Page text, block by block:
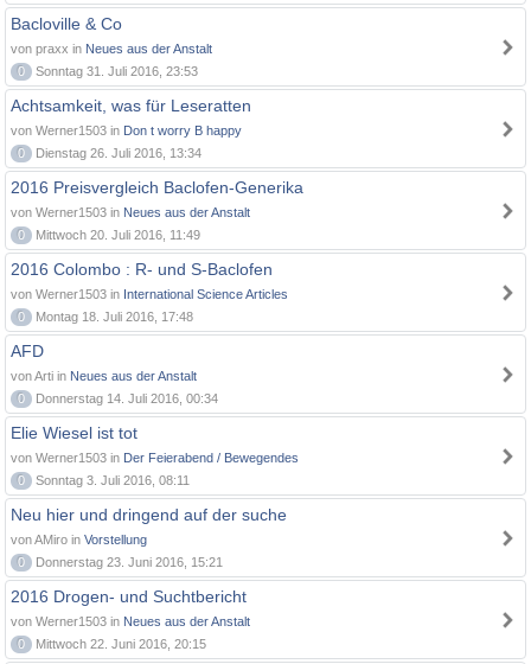
Bacloville & Co
von praxx in Neues aus der Anstalt
0
Sonntag 31. Juli 2016, 23:53
Achtsamkeit, was für Leseratten
von Werner1503 in Don t worry B happy
0
Dienstag 26. Juli 2016, 13:34
2016 Preisvergleich Baclofen-Generika
von Werner1503 in Neues aus der Anstalt
0
Mittwoch 20. Juli 2016, 11:49
2016 Colombo : R- und S-Baclofen
von Werner1503 in International Science Articles
0
Montag 18. Juli 2016, 17:48
AFD
von Arti in Neues aus der Anstalt
0
Donnerstag 14. Juli 2016, 00:34
Elie Wiesel ist tot
von Werner1503 in Der Feierabend / Bewegendes
0
Sonntag 3. Juli 2016, 08:11
Neu hier und dringend auf der suche
von AMiro in Vorstellung
0
Donnerstag 23. Juni 2016, 15:21
2016 Drogen- und Suchtbericht
von Werner1503 in Neues aus der Anstalt
0
Mittwoch 22. Juni 2016, 20:15